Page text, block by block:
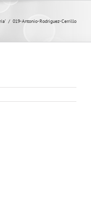
/ 019-Antonio-Rodriguez-Cerrillo